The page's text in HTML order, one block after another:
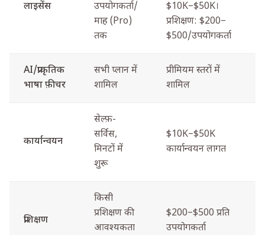
लाइसेंस
उपयोगकर्ता/
माह (Pro)
तक
$10K–$50K।
प्रशिक्षण: $200–
$500/उपयोगकर्ता
AI/प्राकृतिक
भाषा फ़ीचर
सभी प्लान में
शामिल
प्रीमियम स्तरों में
शामिल
कार्यान्वयन
सेल्फ़-
सर्विस,
मिनटों में
शुरू
$10K–$50K
कार्यान्वयन लागत
प्रशिक्षण
किसी
प्रशिक्षण की
आवश्यकता
$200–$500 प्रति
उपयोगकर्ता